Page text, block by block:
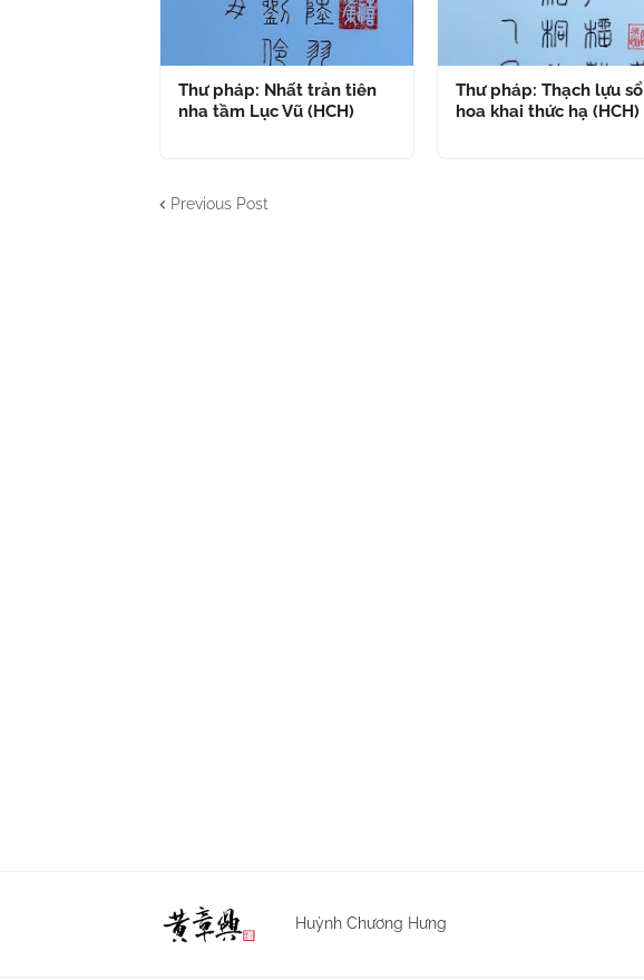
Thư pháp: Nhất trản tiên
nha tầm Lục Vũ (HCH)
Thư pháp: Thạch lựu sổ
hoa khai thức hạ (HCH)
Previous Post
Huỳnh Chương Hưng